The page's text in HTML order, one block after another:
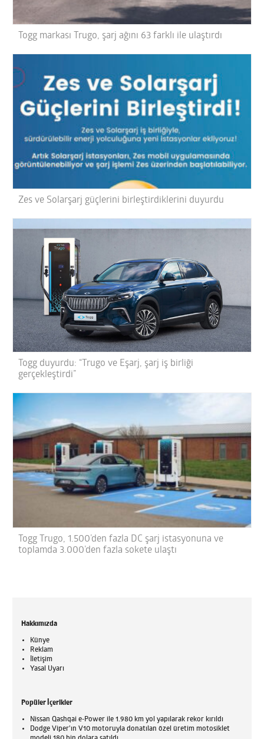
Togg markası Trugo, şarj ağını 63 farklı ile ulaştırdı
Zes ve Solarşarj güçlerini birleştirdiklerini duyurdu
Togg duyurdu: “Trugo ve Eşarj, şarj iş birliği
gerçekleştirdi”
Togg Trugo, 1.500’den fazla DC şarj istasyonuna ve
toplamda 3.000’den fazla sokete ulaştı
Hakkımızda
Künye
Reklam
İletişim
Yasal Uyarı
Popüler İçerikler
Nissan Qashqai e-Power ile 1.980 km yol yapılarak rekor kırıldı
Dodge Viper'ın V10 motoruyla donatılan özel üretim motosiklet